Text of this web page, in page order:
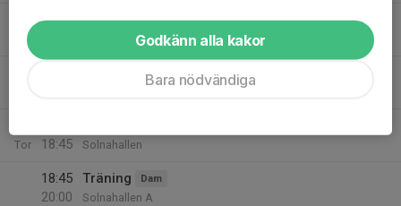
17:30
Fys-träning F14
Ursvik IP motionsområde
Dam
Tor
18:45
Solnahallen
18:45
20:00
Träning Dam
Solnahallen A
Godkänn alla kakor
Bara nödvändiga